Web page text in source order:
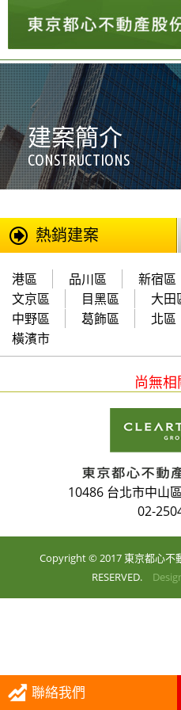
聯絡我們
建案簡介
CONSTRUCTIONS
熱銷建案
港區 品川區 新宿區
文京區
目黑區 大田
中野區
葛飾區 北區
橫濱市
尚無
10486 台北市中山
02-
Copyright © 2017 東京都心不
RESERVED.